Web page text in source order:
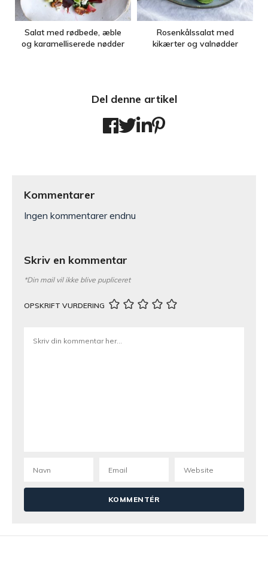
Salat med rødbede, æble
og karamelliserede nødder
Rosenkålssalat med
kikærter og valnødder
Del denne artikel
Kommentarer
Ingen kommentarer endnu
Skriv en kommentar
*Din mail vil ikke blive pupliceret
OPSKRIFT VURDERING